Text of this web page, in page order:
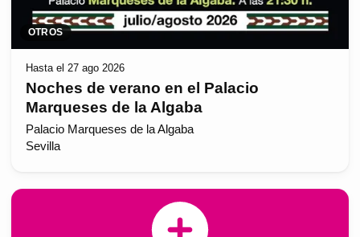
OTROS
Hasta el 27 ago 2026
Noches de verano en el Palacio
Marqueses de la Algaba
Palacio Marqueses de la Algaba
Sevilla